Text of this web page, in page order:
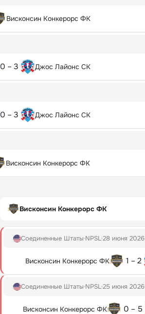
Висконсин Конкерорс ФК
0 – 3 Джос Лайонс СК
0 – 3 Джос Лайонс СК
Висконсин Конкерорс ФК
Висконсин Конкерорс ФК
Соединенные Штаты NPSL28 июня 2026
Висконсин Конкерорс ФК 1 – 2
Соединенные Штаты NPSL25 июня 2026
Висконсин Конкерорс ФК 0 – 5